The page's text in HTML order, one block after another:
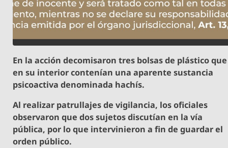
En la acción decomisaron tres bolsas de plástico que
en su interior contenían una aparente sustancia
psicoactiva denominada hachís.
Al realizar patrullajes de vigilancia, los oficiales
observaron que dos sujetos discutían en la vía
pública, por lo que intervinieron a fin de guardar el
orden público.